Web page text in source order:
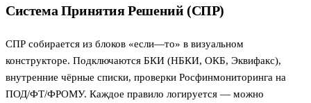
Система Принятия Решений (СПР)
СПР собирается из блоков «если—то» в визуальном
конструкторе. Подключаются БКИ (НБКИ, ОКБ, Эквифакс),
внутренние чёрные списки, проверки Росфинмониторинга на
ПОД/ФТ/ФРОМУ. Каждое правило логируется — можно